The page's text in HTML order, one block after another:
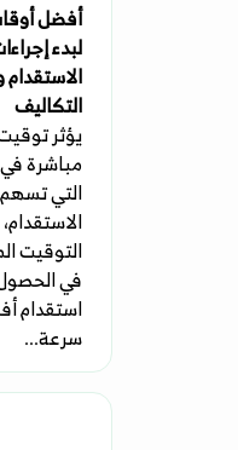
أفضل
لبدء
الاستقدام
التكاليف
يؤثر
مباشرة
التي
التوقيت
في
استقدام
سرعة...